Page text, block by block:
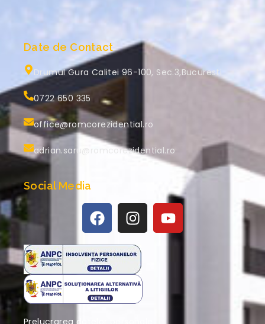
Date de Contact
Drumul Gura Calitei 96-100, Sec.3,Bucuresti
0722 650 335
office@romcorezidential.ro
adrian.saru@romcorezidential.ro
Social Media